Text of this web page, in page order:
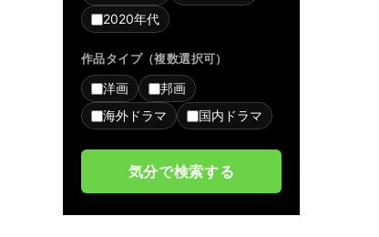
2020年代
作品タイプ（複数選択可）
洋画
邦画
海外ドラマ
国内ドラマ
気分で検索する